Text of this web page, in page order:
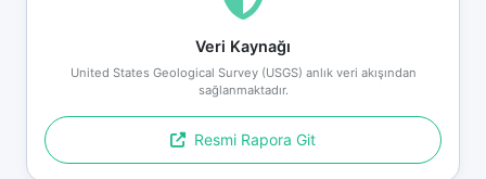
Veri Kaynağı
United States Geological Survey (USGS) anlık veri akışından
sağlanmaktadır.
Resmi Rapora Git